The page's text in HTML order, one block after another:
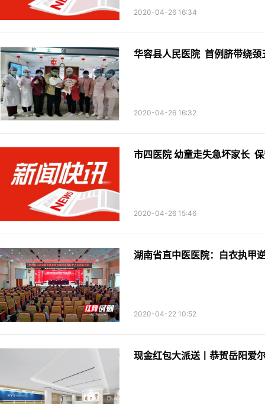
2020-04-26 16:34
华容县人民医院 首例脐带绕颈
2020-04-26 16:32
市四医院 幼童走失急坏家长
2020-04-26 15:46
湖南省直中医医院：白衣执甲
2020-04-22 10:52
现金红包大派送丨恭贺岳阳爱